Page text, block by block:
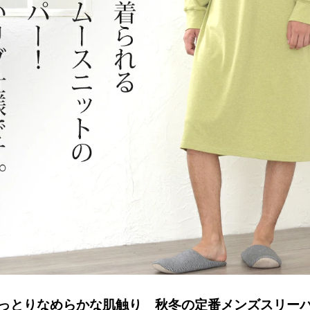
とりなめらかな肌触り 秋冬の定番メンズスリー